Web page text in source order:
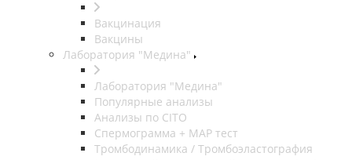
Вакцинация
Вакцины
Лаборатория "Медина"
Лаборатория "Медина"
Популярные анализы
Анализы по CITO
Спермограмма + МАР тест
Тромбодинамика / Тромбоэластография